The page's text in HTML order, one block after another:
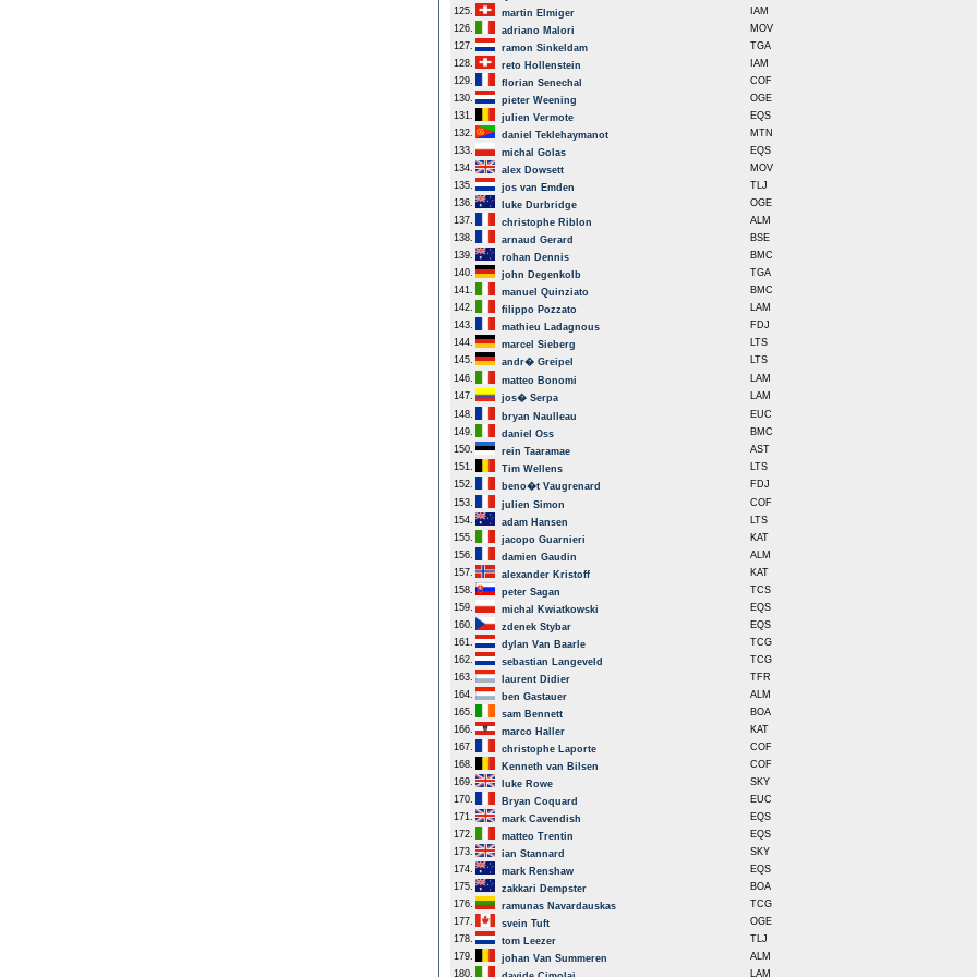
125.
martin Elmiger IAM
126.
adriano Malori MOV
127.
ramon Sinkeldam TGA
128.
reto Hollenstein IAM
129.
florian Senechal COF
130.
pieter Weening OGE
131.
julien Vermote EQS
132.
daniel Teklehaymanot MTN
133.
michal Golas EQS
134.
alex Dowsett MOV
135.
jos van Emden TLJ
136.
luke Durbridge OGE
137.
christophe Riblon ALM
138.
arnaud Gerard BSE
139.
rohan Dennis BMC
140.
john Degenkolb TGA
141.
manuel Quinziato BMC
142.
filippo Pozzato LAM
143.
mathieu Ladagnous FDJ
144.
marcel Sieberg LTS
145.
andr� Greipel LTS
146.
matteo Bonomi LAM
147.
jos� Serpa LAM
148.
bryan Naulleau EUC
149.
daniel Oss BMC
150.
rein Taaramae AST
151.
Tim Wellens LTS
152.
beno�t Vaugrenard FDJ
153.
julien Simon COF
154.
adam Hansen LTS
155.
jacopo Guarnieri KAT
156.
damien Gaudin ALM
157.
alexander Kristoff KAT
158.
peter Sagan TCS
159.
michal Kwiatkowski EQS
160.
zdenek Stybar EQS
161.
dylan Van Baarle TCG
162.
sebastian Langeveld TCG
163.
laurent Didier TFR
164.
ben Gastauer ALM
165.
sam Bennett BOA
166.
marco Haller KAT
167.
christophe Laporte COF
168.
Kenneth van Bilsen COF
169.
luke Rowe SKY
170.
Bryan Coquard EUC
171.
mark Cavendish EQS
172.
matteo Trentin EQS
173.
ian Stannard SKY
174.
mark Renshaw EQS
175.
zakkari Dempster BOA
176.
ramunas Navardauskas TCG
177.
svein Tuft OGE
178.
tom Leezer TLJ
179.
johan Van Summeren ALM
180.
LAM